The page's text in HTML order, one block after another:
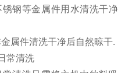
等金属件用水清洗干净
件清洗干净后自然晾干.
清洗